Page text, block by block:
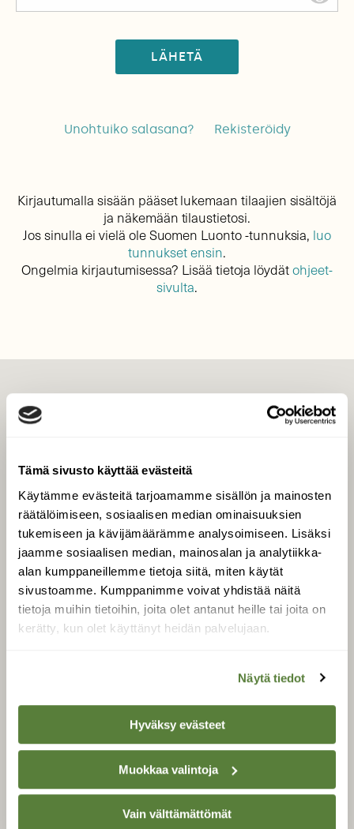
Tämä sivusto käyttää evästeitä
Käytämme evästeitä tarjoamamme sisällön ja mainosten
räätälöimiseen, sosiaalisen median ominaisuuksien
tukemiseen ja kävijämäärämme analysoimiseen. Lisäksi
jaamme sosiaalisen median, mainosalan ja analytiikka-
alan kumppaneillemme tietoja siitä, miten käytät
sivustoamme. Kumppanimme voivat yhdistää näitä
tietoja muihin tietoihin, joita olet antanut heille tai joita on
kerätty, kun olet käyttänyt heidän palvelujaan.
Näytä tiedot
Hyväksy evästeet
Muokkaa valintoja
Vain välttämättömät
LÄHETÄ
Unohtuiko salasana? Rekisteröidy
Kirjautumalla sisään pääset lukemaan tilaajien sisältöjä
ja näkemään tilaustietosi.
Jos sinulla ei vielä ole Suomen Luonto -tunnuksia, luo
tunnukset ensin.
Ongelmia kirjautumisessa? Lisää tietoja löydätohjeet-
sivulta.
Tilaa digilukuoikeus
Äänestä parasta juttua
Tilaa uutiskirje
SUOMEN LUONNON­
SUOJELU­LIITTO
Suomen Luonto -lehden
luonnonsuojelu­liitto.